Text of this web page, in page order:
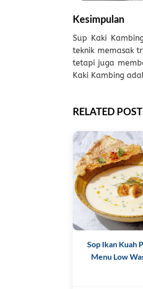
Kesimpulan
Sup Kaki
teknik memasak
tetapi juga
Kaki Kambing
RELATED
Sop Ikan Kuah
Menu Low